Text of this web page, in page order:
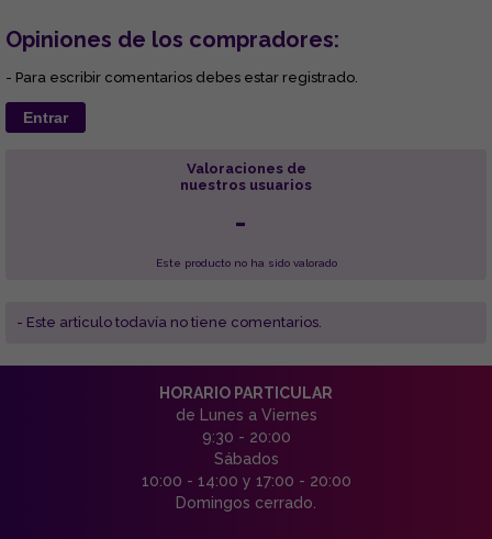
Opiniones de los compradores:
- Para escribir comentarios debes estar registrado.
Entrar
Valoraciones de
nuestros usuarios
-
Este producto no ha sido valorado
- Este articulo todavía no tiene comentarios.
HORARIO PARTICULAR
de Lunes a Viernes
9:30 - 20:00
Sábados
10:00 - 14:00 y 17:00 - 20:00
Domingos cerrado.